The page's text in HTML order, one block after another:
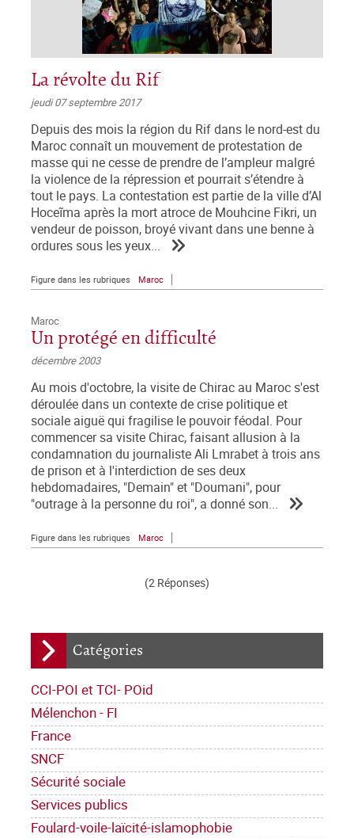
Catégories
CCI-POI et TCI- POid
Mélenchon - FI
France
SNCF
Sécurité sociale
Services publics
Foulard-voile-laïcité-islamophobie
La révolte du Rif
jeudi 07 septembre 2017
Depuis des mois la région du Rif dans le nord-est du
Maroc connaît un mouvement de protestation de
masse qui ne cesse de prendre de l’ampleur malgré
la violence de la répression et pourrait s’étendre à
tout le pays. La contestation est partie de la ville d’Al
Hoceĩma après la mort atroce de Mouhcine Fikri, un
vendeur de poisson, broyé vivant dans une benne à
ordures sous les yeux...
Figure dans les rubriques Maroc
Maroc
Un protégé en difficulté
décembre 2003
Au mois d'octobre, la visite de Chirac au Maroc s'est
déroulée dans un contexte de crise politique et
sociale aiguë qui fragilise le pouvoir féodal. Pour
commencer sa visite Chirac, faisant allusion à la
condamnation du journaliste Ali Lmrabet à trois ans
de prison et à l'interdiction de ses deux
hebdomadaires, "Demain" et "Doumani", pour
"outrage à la personne du roi", a donné son...
Figure dans les rubriques Maroc
(2 Réponses)